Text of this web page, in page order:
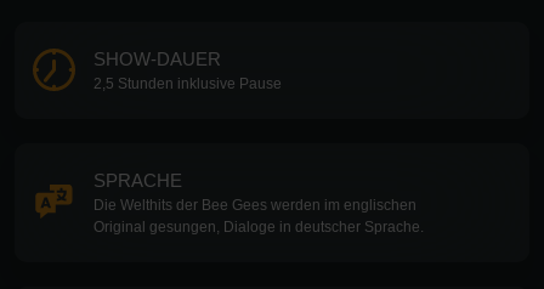
SHOW-DAUER
2,5 Stunden inklusive Pause
SPRACHE
Die Welthits der Bee Gees werden im englischen
Original gesungen, Dialoge in deutscher Sprache.